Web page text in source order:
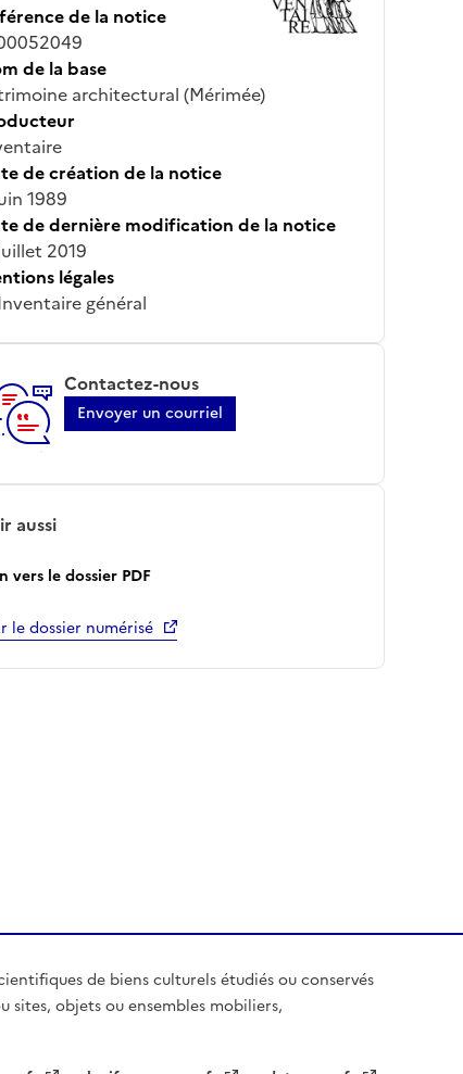
de la notice
de la base
architectural (Mérimée)
de création de la notice
1989
de dernière modification de la notice
2019
légales
général
Contactez-nous
Envoyer un courriel
aussi
vers le dossier PDF
le dossier numérisé
de biens culturels étudiés ou conservés
sites, objets ou ensembles mobiliers,